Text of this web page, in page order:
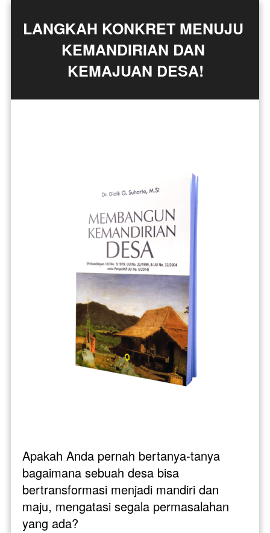
LANGKAH KONKRET MENUJU
KEMANDIRIAN DAN
KEMAJUAN DESA!
Apakah Anda pernah bertanya-tanya
bagaimana sebuah desa bisa
bertransformasi menjadi mandiri dan
maju, mengatasi segala permasalahan
yang ada?